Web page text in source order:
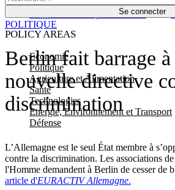
Se connecter
POLICY AREAS
Economie
Politique
Agriculture et Alimentation
Santé
Technologies
Energie, Environnement et Transport
Défense
Économie
Berlin fait barrage à
nouvelle directive
discrimination
L’Allemagne est le seul État membre à
contre la discrimination. Les associations
l'Homme demandent à Berlin de cesser de
article d'EURACTIV Allemagne.
POLITIQUE